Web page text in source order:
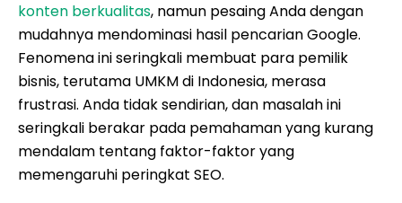
konten berkualitas, namun pesaing Anda dengan
mudahnya mendominasi hasil pencarian Google.
Fenomena ini seringkali membuat para pemilik
bisnis, terutama UMKM di Indonesia, merasa
frustrasi. Anda tidak sendirian, dan masalah ini
seringkali berakar pada pemahaman yang kurang
mendalam tentang faktor-faktor yang
memengaruhi peringkat SEO.